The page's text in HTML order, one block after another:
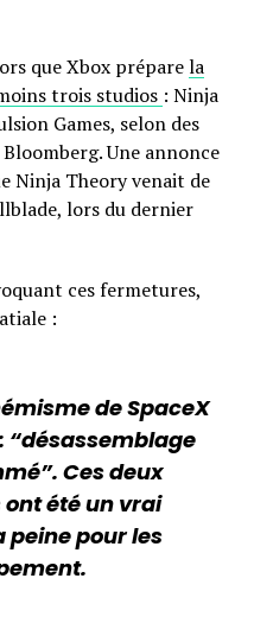
que Xbox préparela
trois studios : Ninja
Games, selon des
Une annonce
Ninja Theory venait de
lors du dernier
ces fermetures,
:
de SpaceX
“désassemblage
Ces deux
été un vrai
peine pour les